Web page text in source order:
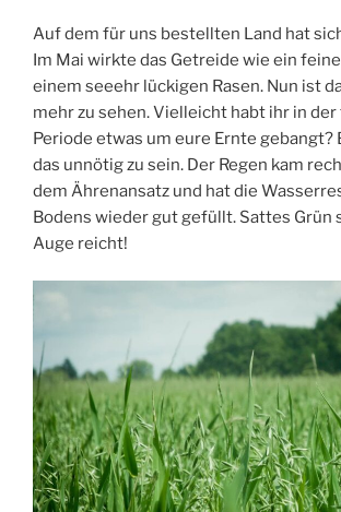
Auf dem für uns bestellten Land hat
Im Mai wirkte das Getreide wie ein
einem seeehr lückigen Rasen. Nun ist
mehr zu sehen. Vielleicht habt ihr in
Periode etwas um eure Ernte gebangt?
das unnötig zu sein. Der Regen kam
dem Ährenansatz und hat die
Bodens wieder gut gefüllt. Sattes Grün
Auge reicht!